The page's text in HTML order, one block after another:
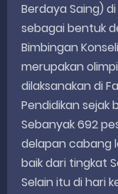
Berdaya Saing)
sebagai bentuk
Bimbingan
merupakan
dilaksanakan di
Pendidikan sejak
Sebanyak 692
delapan cabang
baik dari tingkat
Selain itu di hari